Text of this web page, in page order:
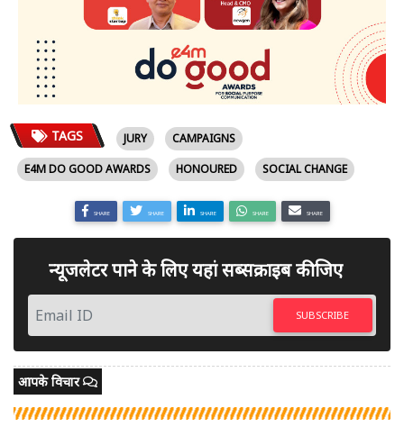
TAGS JURY
CAMPAIGNS
E4M DO GOOD AWARDS
HONOURED SOCIAL CHANGE
SHARE SHARE SHARE SHARE SHARE
न्यूजलेटर पाने के लिए यहां सब्सक्राइब कीजिए
SUBSCRIBE
आपके विचार